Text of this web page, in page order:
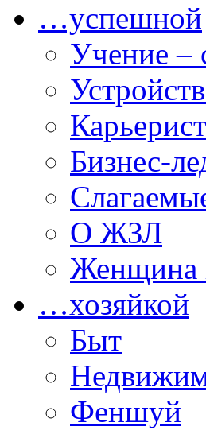
…успешной
Учение –
Бизнес-
О ЖЗЛ
Женщина
…хозяйкой
Быт
Феншуй